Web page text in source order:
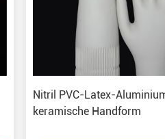
Nitril PVC-Latex-
keramische Handform